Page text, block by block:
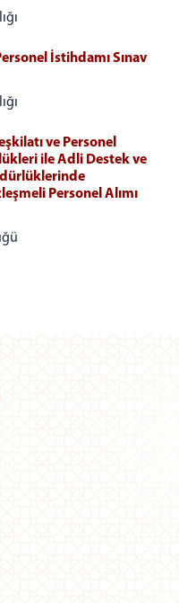
İstihdamı Sınav
ve Personel
ile Adli Destek ve
Personel Alımı